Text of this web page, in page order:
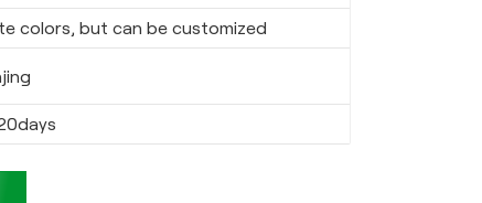
colors, but can be customized